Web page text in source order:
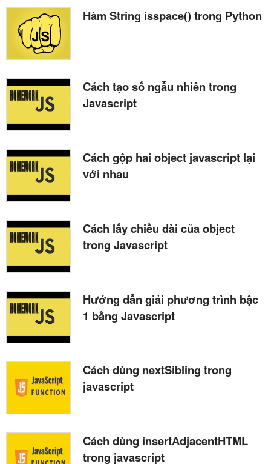
Hàm String isspace() trong Python
Cách tạo số ngẫu nhiên trong
Javascript
Cách gộp hai object javascript lại
với nhau
Cách lấy chiều dài của object
trong Javascript
Hướng dẫn giải phương trình bậc
1 bằng Javascript
Cách dùng nextSibling trong
javascript
Cách dùng insertAdjacentHTML
trong javascript